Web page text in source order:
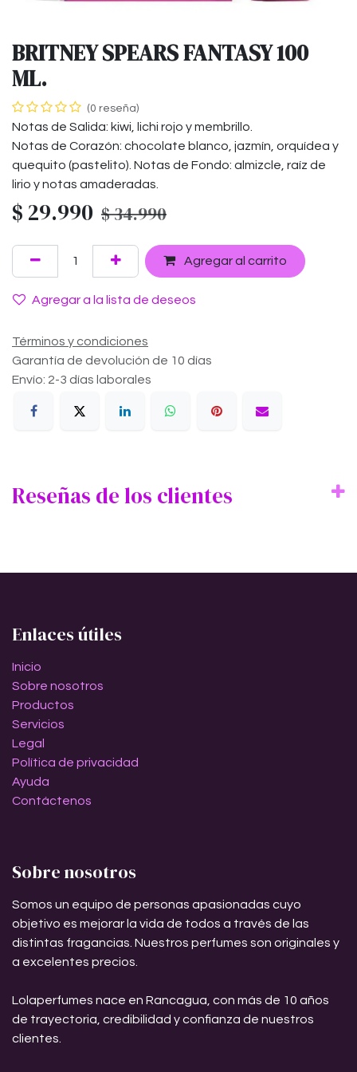
BRITNEY SPEARS FANTASY 100
ML.
(0 reseña)
Notas de Salida: kiwi, lichi rojo y membrillo.
Notas de Corazón: chocolate blanco, jazmín, orquídea y
quequito (pastelito). Notas de Fondo: almizcle, raíz de
lirio y notas amaderadas.
$ 29.990 $34.990
Agregar al carrito
Agregar a la lista de deseos
Términos y condiciones
Garantía de devolución de 10 días
Envío: 2-3 días laborales
Reseñas de los clientes
Enlaces útiles
Inicio
Sobre nosotros
Productos
Servicios
Legal
Política de privacidad
Ayuda
Contáctenos
Sobre nosotros
Somos un equipo de personas apasionadas cuyo
objetivo es mejorar la vida de todos a través de las
distintas fragancias. Nuestros perfumes son originales y
a excelentes precios.
Lolaperfumes nace en Rancagua, con más de 10 años
de trayectoria, credibilidad y confianza de nuestros
clientes.